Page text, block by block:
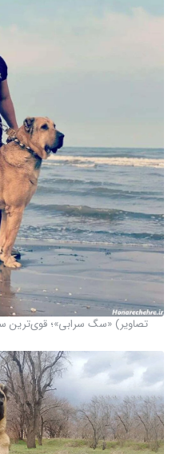
تصاویر) «سگ سرابی»؛ قوی‌ترین